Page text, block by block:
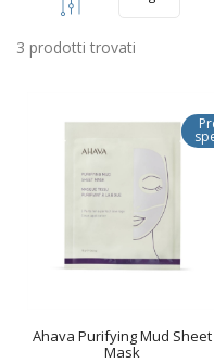
3 prodotti trovati
Ahava Purifying Mud Sheet
Mask